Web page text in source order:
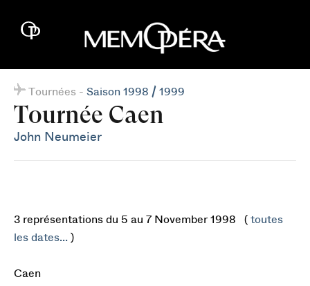
Tournées - Saison 1998 / 1999
Tournée Caen
John Neumeier
3 représentations du 5 au 7 November 1998 ( toutes
les dates... )
Caen